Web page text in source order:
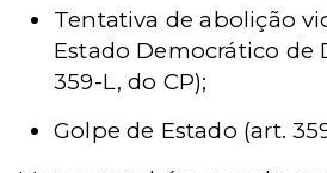
Tentativa de abolição
Estado Democrático de
359-L, do CP);
Golpe de Estado (art.